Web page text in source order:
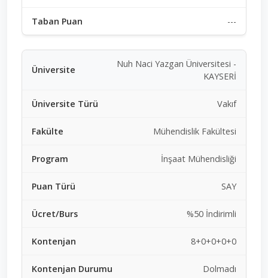
---
Nuh Naci Yazgan Üniversitesi -
KAYSERİ
Vakıf
Mühendislik Fakültesi
İnşaat Mühendisliği
SAY
%50 İndirimli
8+0+0+0+0
Dolmadı